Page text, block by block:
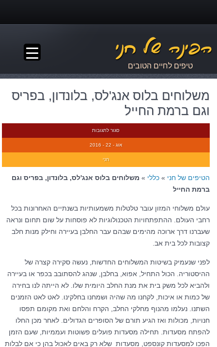
טיפים לחיים הטובים
משלוחים בלוס אנג'לס, בלונדון, בפריס
וגם ברמת החייל
סגור לתגובות
אוג - 22 - 2016
חני
הטיפים של חני » כללי » משלוחים בלוס אנג'לס, בלונדון, בפריס וגם
ברמת החייל
עולם משלוחי המזון עובר טלטלות משמעותיות בשנתיים האחרונות בכל
רחבי העולם. ההתפתחויות הטכנולוגיות לא פוסחות על שום תחום ונראה
שעברנו דרך ארוכה מהימים שבהם עבר החלבן בעיירה וחילק מנות חלב
קצובות לכל בית אב.
לפני שנעמיק בשיטות המשלוחים החדשות, נעשה סקירה קצרה של
ההיסטוריה. הכול התחיל, אפוא, בחלבן, שנהג להסתובב בכפר או בעיירה
ולהביא לכל משק בית את מנת החלב היומית שלו. לא הייתה לנו בחירה
של כמות או איכות, לקחנו מה שהיה ושמחנו בחלקינו. לאט לאט הזמנים
השתנו. נעלמו מהנוף מחלקי החלב, הקרח והלחם ואת מקומם תפסו
חנויות, מכולות ואז הגיע תורם של הסופרים הגדולים. לאחר מכן החלו
להפתח מסעדות. תחילה מסעדות פועלים פשוטות ועממיות, שעם הזמן
הפכו למסעדות קונספט, מסעדות שלא רק באים לאכול בהן כי אם לבלות